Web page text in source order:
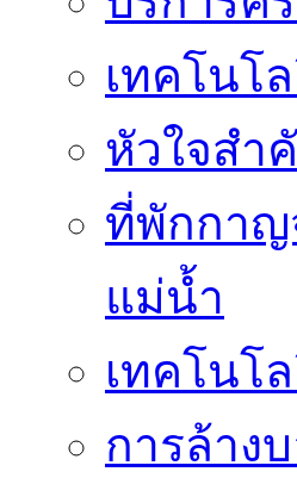
เทคโนโ
หัวใจสำ
ที่พักกาญ
แม่น้ำ
เทคโนโ
การล้าง